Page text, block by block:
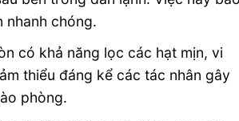
nhanh chóng.
có khả năng lọc các hạt mịn, vi
thiểu đáng kể các tác nhân gây
phòng.